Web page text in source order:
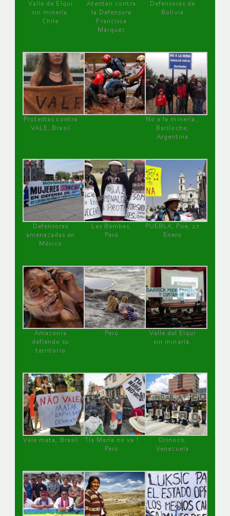
Valle de Elqui
sin minería.
Chile
Atentan contra
la Defensora
Francisca
Márquez
Defensoras de
Bolivia
Protestas contra
VALE, Brasil
No a la minería ,
Bariloche,
Argentina
Defensoras
amenazadas en
México
Las Bambas,
Perú
PUEBLA, Pue, 27
Enero
Amazonía
defiende su
territorio
Perú
Valle del Elqui
sin minería.
Vale mata, Brasil
Tía María no va !
Perú
Orinoco,
Venezuela